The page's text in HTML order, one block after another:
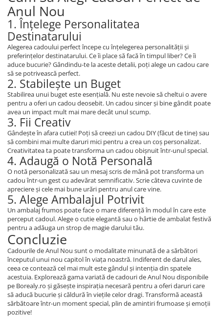
Anul Nou
1. Înțelege Personalitatea
Destinatarului
Alegerea cadoului perfect începe cu înțelegerea personalității și
preferințelor destinatarului. Ce îi place să facă în timpul liber? Ce îi
aduce bucurie? Gândindu-te la aceste detalii, poți alege un cadou care
să se potrivească perfect.
2. Stabilește un Buget
Stabilirea unui buget este esențială. Nu este nevoie să cheltui o avere
pentru a oferi un cadou deosebit. Un cadou sincer și bine gândit poate
avea un impact mult mai mare decât unul scump.
3. Fii Creativ
Gândește în afara cutiei! Poți să creezi un cadou DIY (făcut de tine) sau
să combini mai multe daruri mici pentru a crea un coș personalizat.
Creativitatea ta poate transforma un cadou obișnuit într-unul special.
4. Adaugă o Notă Personală
O notă personalizată sau un mesaj scris de mână pot transforma un
cadou într-un gest cu adevărat semnificativ. Scrie câteva cuvinte de
apreciere și cele mai bune urări pentru anul care vine.
5. Alege Ambalajul Potrivit
Un ambalaj frumos poate face o mare diferență în modul în care este
perceput cadoul. Alege o cutie elegantă sau o hârtie de ambalat festivă
pentru a adăuga un strop de magie darului tău.
Concluzie
Cadourile de Anul Nou sunt o modalitate minunată de a sărbători
începutul unui nou capitol în viața noastră. Indiferent de darul ales,
ceea ce contează cel mai mult este gândul și intenția din spatele
acestuia. Explorează gama variată de cadouri de Anul Nou disponibile
pe Borealy.ro și găsește inspirația necesară pentru a oferi daruri care
să aducă bucurie și căldură în viețile celor dragi. Transformă această
sărbătoare într-un moment special, plin de amintiri frumoase și emoții
pozitive!